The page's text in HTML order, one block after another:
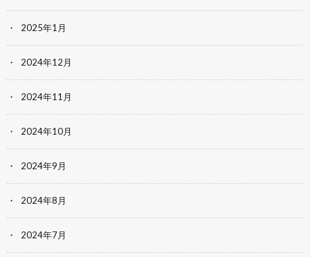
2025年1月
2024年12月
2024年11月
2024年10月
2024年9月
2024年8月
2024年7月